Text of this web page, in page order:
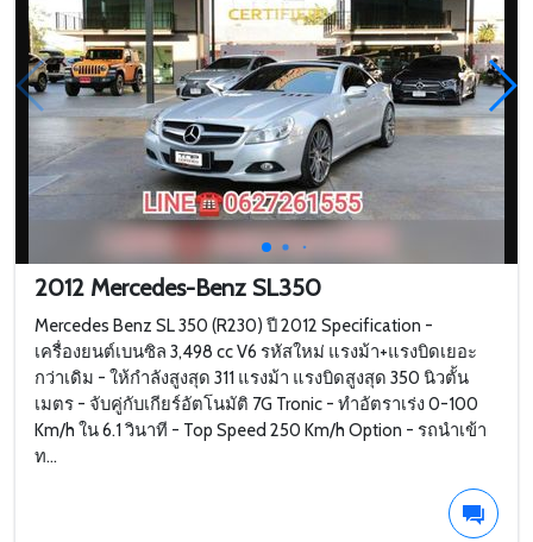
2012 Mercedes-Benz SL350
Mercedes Benz SL 350 (R230) ปี 2012 Specification -
เครื่องยนต์เบนซิล 3,498 cc V6 รหัสใหม่ แรงม้า+แรงบิดเยอะ
กว่าเดิม - ให้กำลังสูงสุด 311 แรงม้า แรงบิดสูงสุด 350 นิวตั้น
เมตร - จับคู่กับเกียร์อัตโนมัติ 7G Tronic - ทำอัตราเร่ง 0-100
Km/h ใน 6.1 วินาที - Top Speed 250 Km/h Option - รถนำเข้า
ท...